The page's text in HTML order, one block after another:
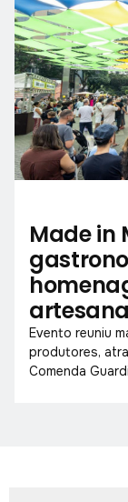
Made in
Evento reuniu
produtores,
Comenda